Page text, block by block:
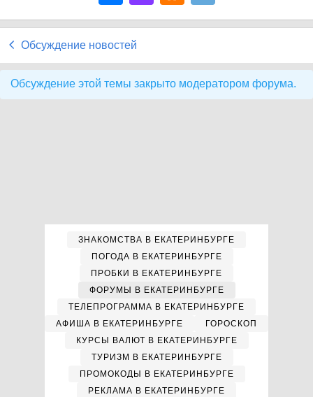
Обсуждение новостей
Обсуждение этой темы закрыто модератором форума.
ЗНАКОМСТВА В ЕКАТЕРИНБУРГЕ
ПОГОДА В ЕКАТЕРИНБУРГЕ
ПРОБКИ В ЕКАТЕРИНБУРГЕ
ФОРУМЫ В ЕКАТЕРИНБУРГЕ
ТЕЛЕПРОГРАММА В ЕКАТЕРИНБУРГЕ
АФИША В ЕКАТЕРИНБУРГЕ
ГОРОСКОП
КУРСЫ ВАЛЮТ В ЕКАТЕРИНБУРГЕ
ТУРИЗМ В ЕКАТЕРИНБУРГЕ
ПРОМОКОДЫ В ЕКАТЕРИНБУРГЕ
РЕКЛАМА В ЕКАТЕРИНБУРГЕ